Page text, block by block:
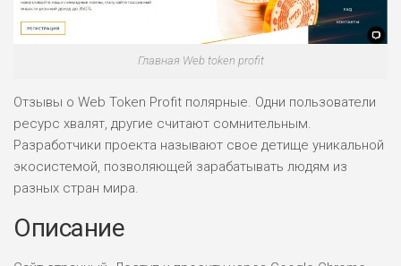
Главная Web token profit
Отзывы о Web Token Profit полярные. Одни пользователи
ресурс хвалят, другие считают сомнительным.
Разработчики проекта называют свое детище уникальной
экосистемой, позволяющей зарабатывать людям из
разных стран мира.
Описание